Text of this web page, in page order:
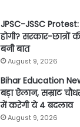
JPSC-JSSC Protest:
होगी? सरकार-
बनी बात
August 9, 2026
Bihar Education
बड़ा ऐलान, सम्राट
में करेगी ये 4 बदलाव
August 9, 2026